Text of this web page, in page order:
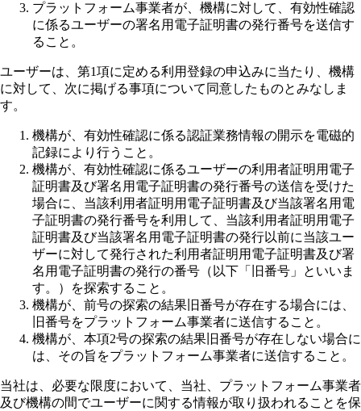
プラットフォーム事業者が、機構に対して、有効性確認
に係るユーザーの署名用電子証明書の発行番号を送信す
ること。
ユーザーは、第1項に定める利用登録の申込みに当たり、機構
に対して、次に掲げる事項について同意したものとみなしま
す。
機構が、有効性確認に係る認証業務情報の開示を電磁的
記録により行うこと。
機構が、有効性確認に係るユーザーの利用者証明用電子
証明書及び署名用電子証明書の発行番号の送信を受けた
場合に、当該利用者証明用電子証明書及び当該署名用電
子証明書の発行番号を利用して、当該利用者証明用電子
証明書及び当該署名用電子証明書の発行以前に当該ユー
ザーに対して発行された利用者証明用電子証明書及び署
名用電子証明書の発行の番号（以下「旧番号」といいま
す。）を探索すること。
機構が、前号の探索の結果旧番号が存在する場合には、
旧番号をプラットフォーム事業者に送信すること。
機構が、本項2号の探索の結果旧番号が存在しない場合に
は、その旨をプラットフォーム事業者に送信すること。
当社は、必要な限度において、当社、プラットフォーム事業者
及び機構の間でユーザーに関する情報が取り扱われることを保